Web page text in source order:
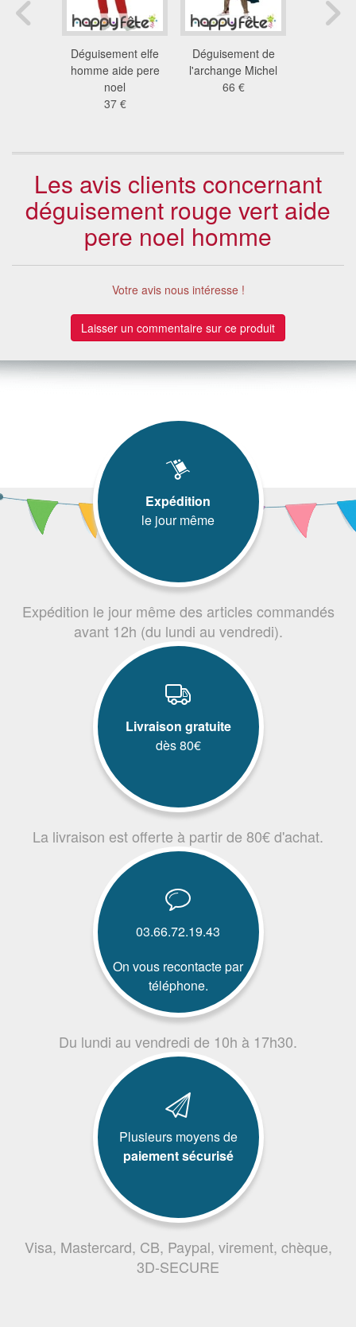
Déguisement elfe
homme aide pere
noel
37 €
Déguisement de
l'archange Michel
66 €
Les avis clients concernant
déguisement rouge vert aide
pere noel homme
Votre avis nous intéresse !
Laisser un commentaire sur ce produit
Expédition
le jour même
Expédition le jour même des articles commandés
avant 12h (du lundi au vendredi).
Livraison gratuite
dès 80€
La livraison est offerte à partir de 80€ d'achat.
03.66.72.19.43
On vous recontacte par
téléphone.
Du lundi au vendredi de 10h à 17h30.
Plusieurs moyens de
paiement sécurisé
Visa, Mastercard, CB, Paypal, virement, chèque,
3D-SECURE